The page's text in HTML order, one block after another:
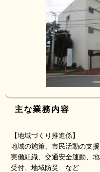
主な業務内容
【地域づくり推進係】
地域の施策、市民活動の支
実働組織、交通安全運動、
受付、地域防災 など